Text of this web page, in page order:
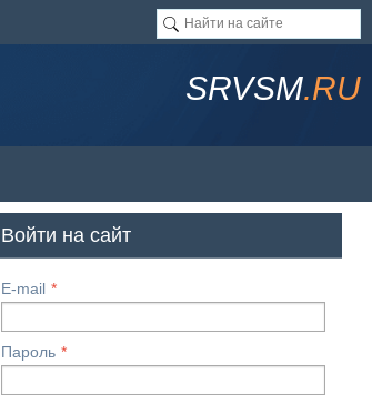
SRVSM.RU
Войти на сайт
E-mail
Пароль